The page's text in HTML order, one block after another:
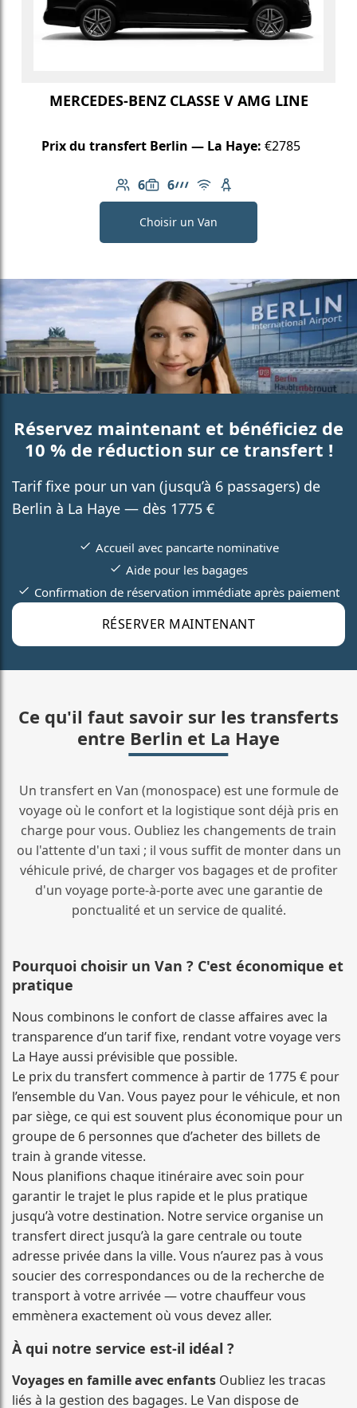
MERCEDES-BENZ CLASSE V AMG LINE
Prix du transfert Berlin — La Haye: €2785
6
Nombre de passagers: 6
6
Capacité des bagages: 6
Ligne AMG
Wi-Fi gratuit
Siège enfant
Choisir un Van
Réservez maintenant et bénéficiez de
10 % de réduction sur ce transfert !
Tarif fixe pour un van (jusqu’à 6 passagers) de
Berlin à La Haye — dès 1775 €
RÉSERVER MAINTENANT
Accueil avec pancarte nominative
Aide pour les bagages
Confirmation de réservation immédiate après paiement
Ce qu'il faut savoir sur les transferts
entre Berlin et La Haye
Un transfert en Van (monospace) est une formule de
voyage où le confort et la logistique sont déjà pris en
charge pour vous. Oubliez les changements de train
ou l'attente d'un taxi ; il vous suffit de monter dans un
véhicule privé, de charger vos bagages et de profiter
d'un voyage porte-à-porte avec une garantie de
ponctualité et un service de qualité.
Pourquoi choisir un Van ? C'est économique et
pratique
Nous combinons le confort de classe affaires avec la
transparence d’un tarif fixe, rendant votre voyage vers
La Haye aussi prévisible que possible.
Le prix du transfert commence à partir de 1775 € pour
l’ensemble du Van. Vous payez pour le véhicule, et non
par siège, ce qui est souvent plus économique pour un
groupe de 6 personnes que d’acheter des billets de
train à grande vitesse.
Nous planifions chaque itinéraire avec soin pour
garantir le trajet le plus rapide et le plus pratique
jusqu’à votre destination. Notre service organise un
transfert direct jusqu’à la gare centrale ou toute
adresse privée dans la ville. Vous n’aurez pas à vous
soucier des correspondances ou de la recherche de
transport à votre arrivée — votre chauffeur vous
emmènera exactement où vous devez aller.
À qui notre service est-il idéal ?
Voyages en famille avec enfants Oubliez les tracas
liés à la gestion des bagages. Le Van dispose de